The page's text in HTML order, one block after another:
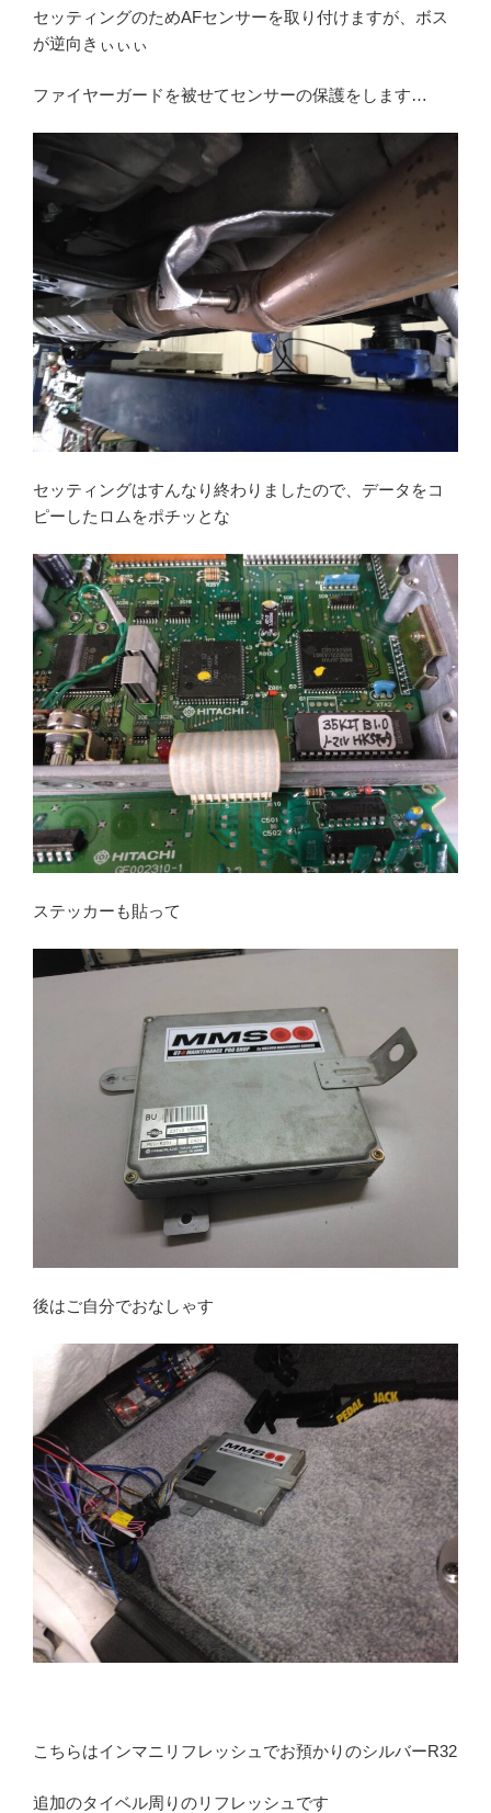
セッティングのためAFセンサーを取り付けますが、ボス
が逆向きぃぃぃ
ファイヤーガードを被せてセンサーの保護をします…
セッティングはすんなり終わりましたので、データをコ
ピーしたロムをポチッとな
ステッカーも貼って
後はご自分でおなしゃす
こちらはインマニリフレッシュでお預かりのシルバーR32
追加のタイベル周りのリフレッシュです